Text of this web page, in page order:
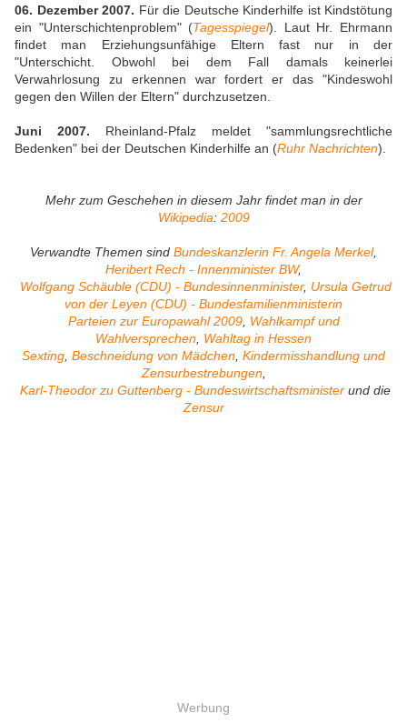
06. Dezember 2007. Für die Deutsche Kinderhilfe ist Kindstötung
ein "Unterschichtenproblem" (Tagesspiegel). Laut Hr. Ehrmann
findet man Erziehungsunfähige Eltern fast nur in der
"Unterschicht. Obwohl bei dem Fall damals keinerlei
Verwahrlosung zu erkennen war fordert er das "Kindeswohl
gegen den Willen der Eltern" durchzusetzen.
Juni 2007. Rheinland-Pfalz meldet "sammlungsrechtliche
Bedenken" bei der Deutschen Kinderhilfe an (Ruhr Nachrichten).
Mehr zum Geschehen in diesem Jahr findet man in der
Wikipedia: 2009
Verwandte Themen sind Bundeskanzlerin Fr. Angela Merkel,
Heribert Rech - Innenminister BW,
Wolfgang Schäuble (CDU) - Bundesinnenminister, Ursula Getrud
von der Leyen (CDU) - Bundesfamilienministerin
Parteien zur Europawahl 2009, Wahlkampf und
Wahlversprechen Wahltag in Hessen
Sexting Beschneidung von Mädchen Kindermisshandlung und
Zensurbestrebungen,
Karl-Theodor zu Guttenberg - Bundeswirtschaftsminister und die
Zensur
Werbung